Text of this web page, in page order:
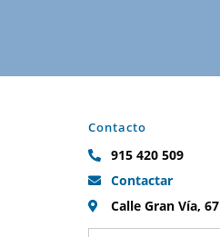
Contacto
915 420 509
Contactar
Calle Gran Vía,